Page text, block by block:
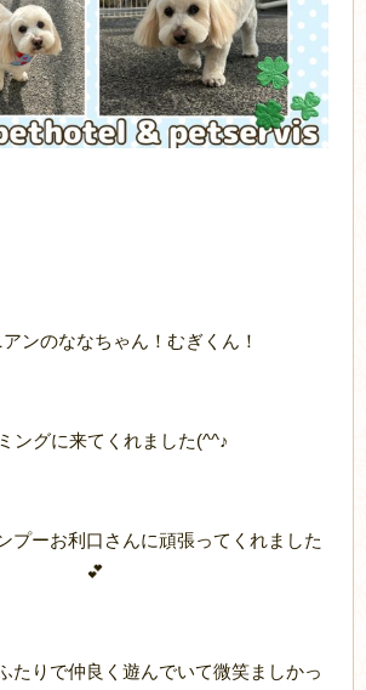
ンのななちゃん！むぎくん！
ングに来てくれました(^^♪
プーお利口さんに頑張ってくれました
💕
たりで仲良く遊んでいて微笑ましかっ